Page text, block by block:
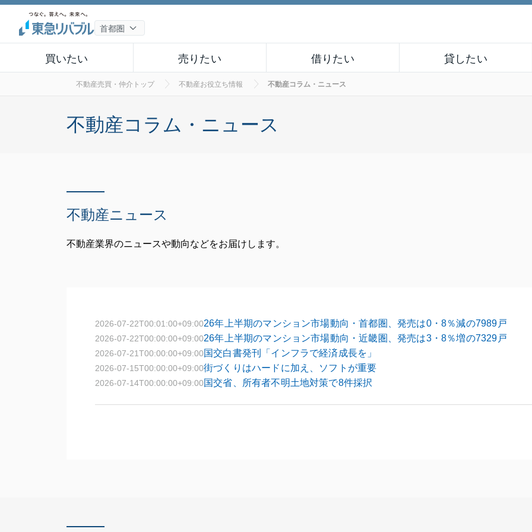
買いたい 売りたい 借りたい 貸したい
不動産売買・仲介トップ 不動産お役立ち情報 不動産コラム・ニュース
不動産コラム・ニュース
不動産ニュース
不動産業界のニュースや動向などをお届けします。
2026-07-22T00:01:00+09:0026年上半期のマンション市場動向・首都圏、発売は0・8％減の7989戸
2026-07-22T00:00:00+09:0026年上半期のマンション市場動向・近畿圏、発売は3・8％増の7329戸
2026-07-21T00:00:00+09:00国交白書発刊「インフラで経済成長を」
2026-07-15T00:00:00+09:00街づくりはハードに加え、ソフトが重要
2026-07-14T00:00:00+09:00国交省、所有者不明土地対策で8件採択